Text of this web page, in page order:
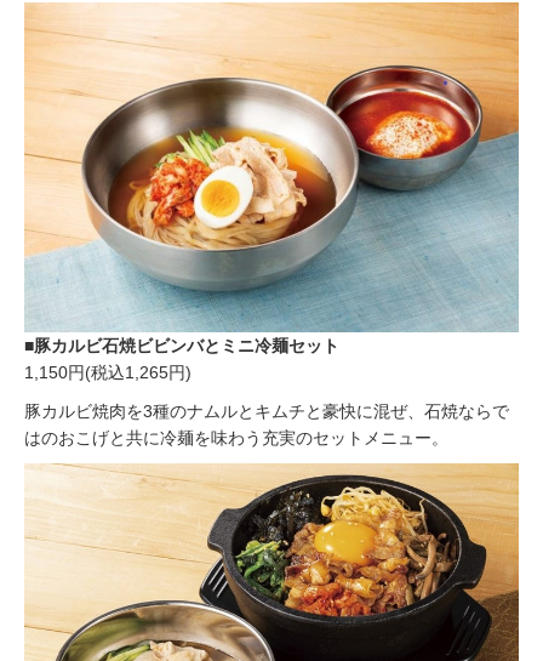
■豚カルビ石焼ビビンバとミニ冷麺セット
1,150円(税込1,265円)
豚カルビ焼肉を3種のナムルとキムチと豪快に混ぜ、石焼ならで
はのおこげと共に冷麺を味わう充実のセットメニュー。